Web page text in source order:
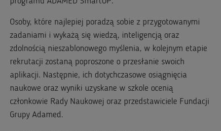
Osoby, które najlepiej poradzą sobie z przygotowanymi
zadaniami i wykażą się wiedzą, inteligencją oraz
zdolnością nieszablonowego myślenia, w kolejnym etapie
rekrutacji zostaną poproszone o przesłanie swoich
aplikacji. Następnie, ich dotychczasowe osiągnięcia
naukowe oraz wyniki uzyskane w szkole ocenią
członkowie Rady Naukowej oraz przedstawiciele Fundacji
Grupy Adamed.